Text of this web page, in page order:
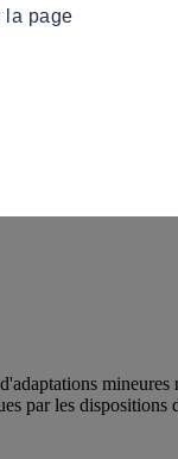
mineures
par les dispositions
la page